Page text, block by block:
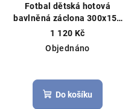
Fotbal dětská hotová
bavlněná záclona 300x150
cm zelenáZáclonový
1 120 Kč
Objednáno
Do košíku